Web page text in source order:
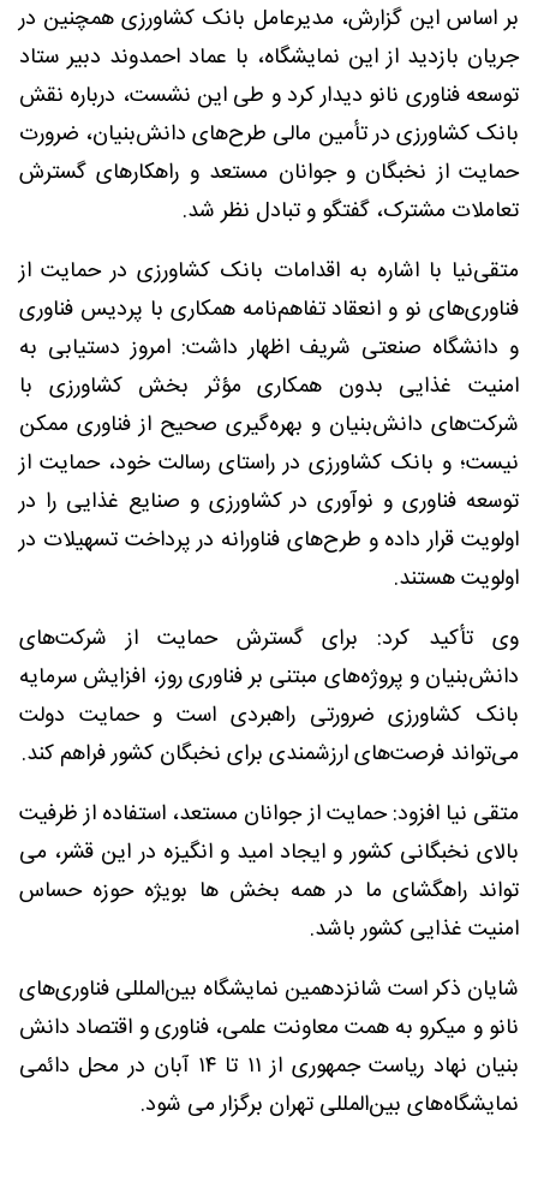
بر اساس این گزارش، مدیرعامل بانک کشاورزی همچنین در
جریان بازدید از این نمایشگاه، با عماد احمدوند دبیر ستاد
توسعه فناوری نانو دیدار کرد و طی این نشست، درباره نقش
بانک کشاورزی در تأمین مالی طرح‌های دانش‌بنیان، ضرورت
حمایت از نخبگان و جوانان مستعد و راهکارهای گسترش
تعاملات مشترک، گفتگو و تبادل نظر شد.
متقی‌نیا با اشاره به اقدامات بانک کشاورزی در حمایت از
فناوری‌های نو و انعقاد تفاهم‌نامه همکاری با پردیس فناوری
و دانشگاه صنعتی شریف اظهار داشت: امروز دستیابی به
امنیت غذایی بدون همکاری مؤثر بخش کشاورزی با
شرکت‌های دانش‌بنیان و بهره‌گیری صحیح از فناوری ممکن
نیست؛ و بانک کشاورزی در راستای رسالت خود، حمایت از
توسعه فناوری و نوآوری در کشاورزی و صنایع غذایی را در
اولویت قرار داده و طرح‌های فناورانه در پرداخت تسهیلات در
اولویت هستند.
وی تأکید کرد: برای گسترش حمایت از شرکت‌های
دانش‌بنیان و پروژه‌های مبتنی بر فناوری روز، افزایش سرمایه
بانک کشاورزی ضرورتی راهبردی است و حمایت دولت
می‌تواند فرصت‌های ارزشمندی برای نخبگان کشور فراهم کند.
متقی نیا افزود: حمایت از جوانان مستعد، استفاده از ظرفیت
بالای نخبگانی کشور و ایجاد امید و انگیزه در این قشر، می
تواند راهگشای ما در همه بخش ها بویژه حوزه حساس
امنیت غذایی کشور باشد.
شایان ذکر است شانزدهمین نمایشگاه بین‌المللی فناوری‌های
نانو و میکرو به همت معاونت علمی، فناوری و اقتصاد دانش
بنیان نهاد ریاست جمهوری از ۱۱ تا ۱۴ آبان در محل دائمی
نمایشگاه‌های بین‌المللی تهران برگزار می شود.